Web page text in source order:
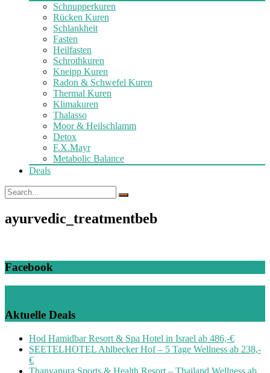
Schnupperkuren
Rücken Kuren
Schlankheit
Fasten
Heilfasten
Schrothkuren
Kneipp Kuren
Radon & Schwefel Kuren
Thermal Kuren
Klimakuren
Thalasso
Moor & Heilschlamm
Detox
F.X.Mayr
Metabolic Balance
Deals
ayurvedic_treatmentbeb
Facebook
Aktuelle Deals
Hod Hamidbar Resort & Spa Hotel in Israel ab 486,-€
SEETELHOTEL Ahlbecker Hof – 5 Tage Wellness ab 238,-
€
Thanyapura Sports & Health Resort – Thailand Wellness ab